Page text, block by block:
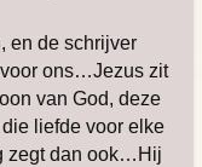
en de schrijver
ons…Jezus zit
van God, deze
liefde voor elke
zegt dan ook…Hij